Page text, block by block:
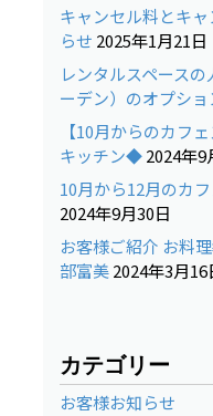
キャンセル料とキ
らせ 2025年1月21日
レンタルスペース
ーデン）のオプシ
【10月からのカフ
キッチン◆2024年9
10月から12月のカ
2024年9月30日
お客様ご紹介 お料
部富美2024年3月16
カテゴリー
お客様お知らせ